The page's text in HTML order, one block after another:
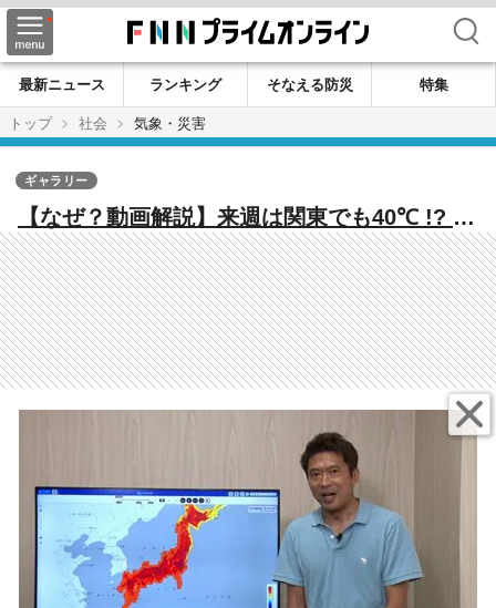
検索
最新ニュース ランキング そなえる防災
特集
トップ
社会 気象・災害
【なぜ？動画解説】来週は関東でも40℃ !? 全
国で続く”逃げ場のない猛暑”の原因は…
ギャラリー